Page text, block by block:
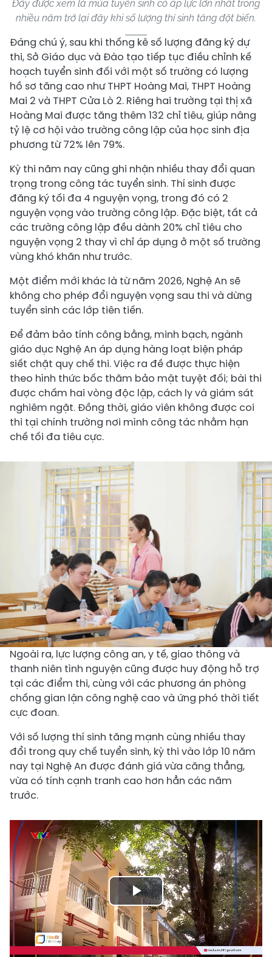
Đây được xem là mùa tuyển sinh có áp lực lớn nhất trong
nhiều năm trở lại đây khi số lượng thí sinh tăng đột biến.
Đáng chú ý, sau khi thống kê số lượng đăng ký dự
thi, Sở Giáo dục và Đào tạo tiếp tục điều chỉnh kế
hoạch tuyển sinh đối với một số trường có lượng
hồ sơ tăng cao như THPT Hoàng Mai, THPT Hoàng
Mai 2 và THPT Cửa Lò 2. Riêng hai trường tại thị xã
Hoàng Mai được tăng thêm 132 chỉ tiêu, giúp nâng
tỷ lệ cơ hội vào trường công lập của học sinh địa
phương từ 72% lên 79%.
Kỳ thi năm nay cũng ghi nhận nhiều thay đổi quan
trọng trong công tác tuyển sinh. Thí sinh được
đăng ký tối đa 4 nguyện vọng, trong đó có 2
nguyện vọng vào trường công lập. Đặc biệt, tất cả
các trường công lập đều dành 20% chỉ tiêu cho
nguyện vọng 2 thay vì chỉ áp dụng ở một số trường
vùng khó khăn như trước.
Một điểm mới khác là từ năm 2026, Nghệ An sẽ
không cho phép đổi nguyện vọng sau thi và dừng
tuyển sinh các lớp tiên tiến.
Để đảm bảo tính công bằng, minh bạch, ngành
giáo dục Nghệ An áp dụng hàng loạt biện pháp
siết chặt quy chế thi. Việc ra đề được thực hiện
theo hình thức bốc thăm bảo mật tuyệt đối; bài thi
được chấm hai vòng độc lập, cách ly và giám sát
nghiêm ngặt. Đồng thời, giáo viên không được coi
thi tại chính trường nơi mình công tác nhằm hạn
chế tối đa tiêu cực.
Ngoài ra, lực lượng công an, y tế, giao thông và
thanh niên tình nguyện cũng được huy động hỗ trợ
tại các điểm thi, cùng với các phương án phòng
chống gian lận công nghệ cao và ứng phó thời tiết
cực đoan.
Với số lượng thí sinh tăng mạnh cùng nhiều thay
đổi trong quy chế tuyển sinh, kỳ thi vào lớp 10 năm
nay tại Nghệ An được đánh giá vừa căng thẳng,
vừa có tính cạnh tranh cao hơn hẳn các năm
trước.
Play
Video